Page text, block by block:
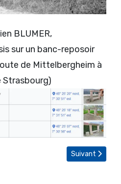
BLUMER,
sur un banc-reposoir
de Mittelbergheim à
Strasbourg)
dans le grenier duArticle suivant :
Suivant